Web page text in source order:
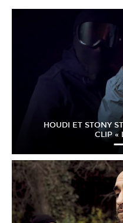
HOUDI ET STONY
CLIP «